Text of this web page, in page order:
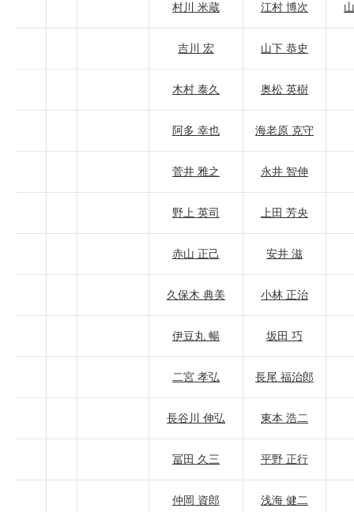
村川 米蔵 江村 博次
吉川 宏 山下 恭史
木村 泰久 奥松 英樹
阿多 幸也 海老原 克守
菅井 雅之 永井 智伸
野上 英司 上田 芳央
赤山 正己 安井 滋
久保木 典美 小林 正治
伊豆丸 暢 坂田 巧
二宮 孝弘 長尾 福治郎
長谷川 伸弘 東本 浩二
冨田 久三 平野 正行
仲岡 資郎 浅海 健二